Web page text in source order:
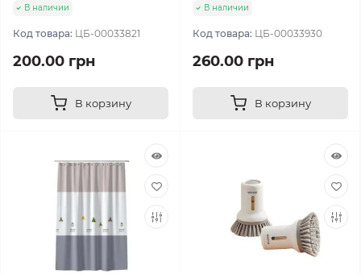
В наличии
Код товара: ЦБ-00033821
200.00 грн
В корзину
В наличии
Код товара: ЦБ-00033930
260.00 грн
В корзину